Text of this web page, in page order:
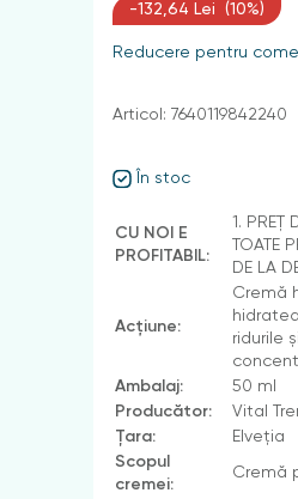
-132,64 Lei (10%)
Reducere pentru
În stoc
CU NOI E
PROFITABIL:
1. PREȚ
TOATE
DE LA
Acțiune:
Cremă
ridurile
Ambalaj:
50 ml
Producător:
Vital
Țara:
Elveția
Scopul
cremei:
Cremă
Articol: 7640119842240